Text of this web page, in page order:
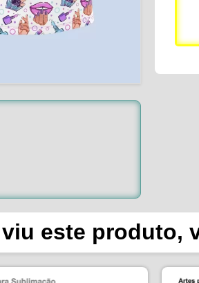
este produto,